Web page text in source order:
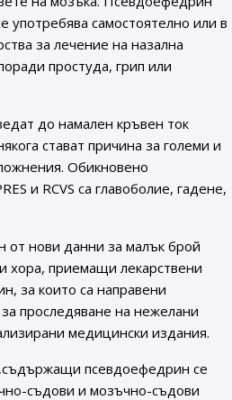
употребява самостоятелно или в
за лечение на назална
простуда, грип или
до намален кръвен ток
стават причина за големи и
Обикновено
и RCVS са главоболие, гадене,
от нови данни за малък брой
хора, приемащи лекарствени
за които са направени
проследяване на нежелани
медицински издания.
псевдоефедрин се
съдови и мозъчно-съдови